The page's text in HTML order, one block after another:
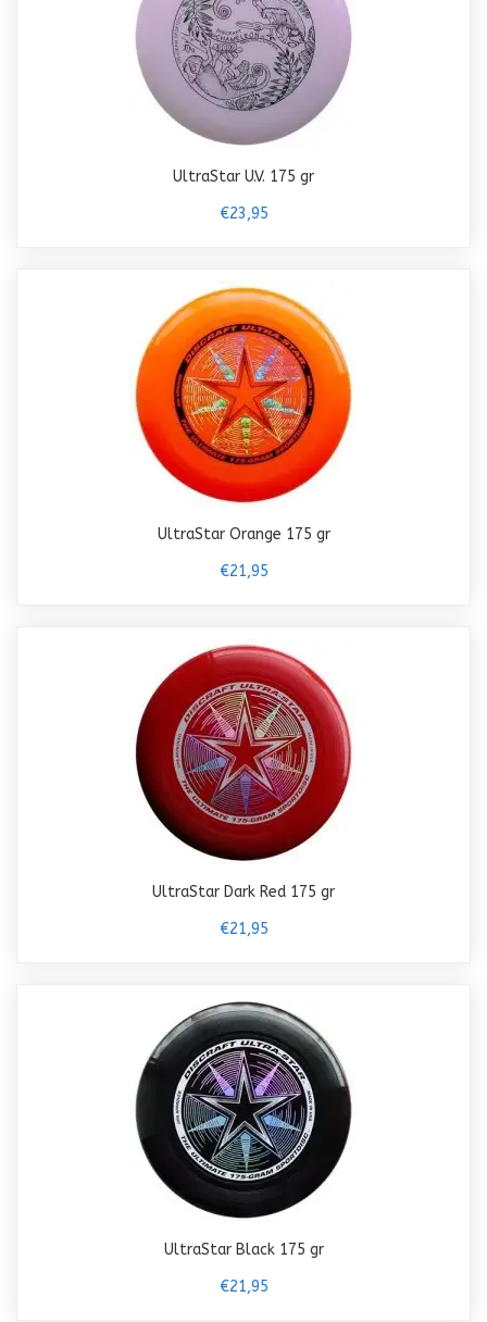
UltraStar U.V. 175 gr
€23,95
UltraStar Orange 175 gr
€21,95
UltraStar Dark Red 175 gr
€21,95
UltraStar Black 175 gr
€21,95